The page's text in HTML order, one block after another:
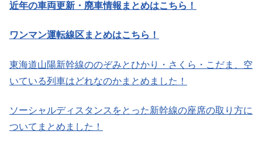
近年の車両更新・廃車情報まとめはこちら！
ワンマン運転線区まとめはこちら！
東海道山陽新幹線ののぞみとひかり・さくら・こだま、空
いている列車はどれなのかまとめました！
ソーシャルディスタンスをとった新幹線の座席の取り方に
ついてまとめました！